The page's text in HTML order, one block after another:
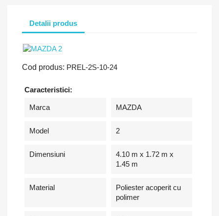
Detalii produs
Cod produs: PREL-2S-10-24
Caracteristici:
Marca MAZDA
Model 2
Dimensiuni
4.10 m x 1.72 m x
1.45 m
Material
Poliester acoperit cu
polimer